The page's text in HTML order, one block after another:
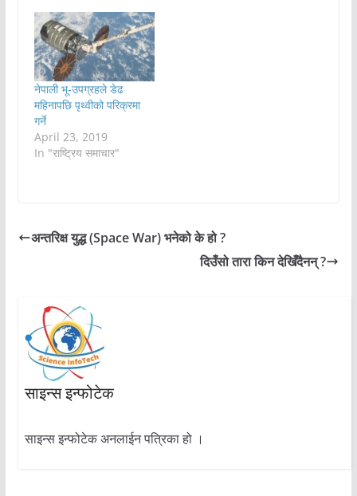
नेपाली भू-उपग्रहले डेढ
महिनापछि पृथ्वीको परिक्रमा
गर्ने
April 23, 2019
In "राष्ट्रिय समाचार"
अन्तरिक्ष युद्ध (Space War) भनेको के हो ?
दिउँसो तारा किन देखिँदैनन् ?
साइन्स इन्फोटेक
साइन्स इन्फोटेक अनलाईन पत्रिका हो ।